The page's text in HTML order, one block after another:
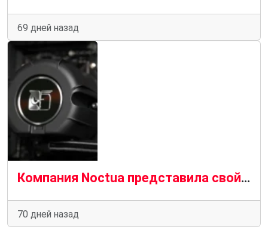
69 дней назад
Компания Noctua представила свой жидкостный кулер AIO в преддверии выставки Computex 2026, и он выглядит отлично
70 дней назад